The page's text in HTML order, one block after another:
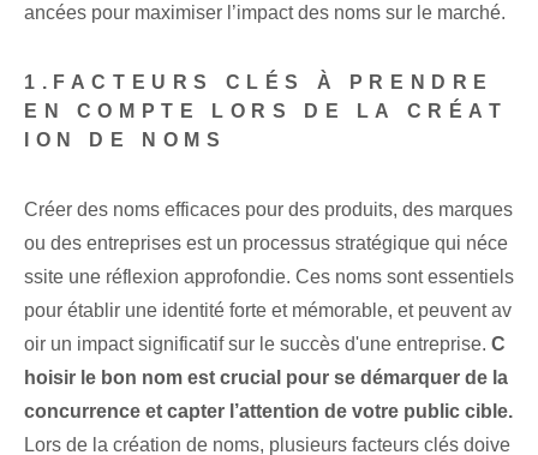
ancées pour maximiser l’impact des noms sur le marché.
1.‌FACTEURS CLÉS‍ À PRENDRE
EN COMPTE LORS DE LA CRÉAT
ION DE NOMS
Créer des noms efficaces pour des produits, des marques
ou des entreprises est un processus stratégique qui néce
ssite une réflexion approfondie. Ces noms sont essentiels
pour établir une identité forte et mémorable, et peuvent av
oir un impact significatif sur le succès d'une entreprise. C
hoisir le bon nom est crucial pour se démarquer de la
concurrence et capter l’attention de votre public cible.
Lors de la création de noms, plusieurs facteurs clés doive